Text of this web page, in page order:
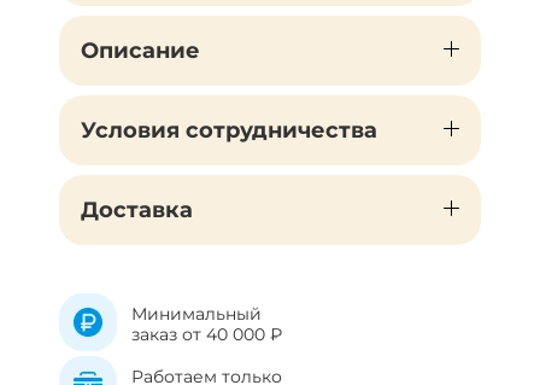
Описание
Условия сотрудничества
Доставка
Минимальный
заказ от 40 000 ₽
Работаем только